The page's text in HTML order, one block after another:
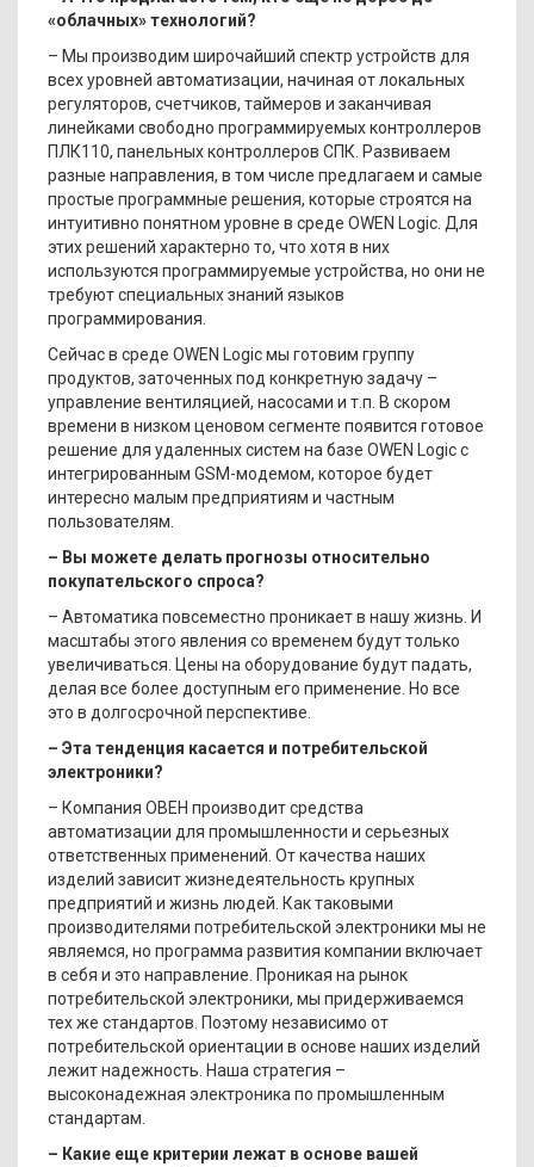
«облачных» технологий?
– Мы производим широчайший спектр устройств для
всех уровней автоматизации, начиная от локальных
регуляторов, счетчиков, таймеров и заканчивая
линейками свободно программируемых контроллеров
ПЛК110, панельных контроллеров СПК. Развиваем
разные направления, в том числе предлагаем и самые
простые программные решения, которые строятся на
интуитивно понятном уровне в среде OWEN Logic. Для
этих решений характерно то, что хотя в них
используются программируемые устройства, но они не
требуют специальных знаний языков
программирования.
Сейчас в среде OWEN Logic мы готовим группу
продуктов, заточенных под конкретную задачу –
управление вентиляцией, насосами и т.п. В скором
времени в низком ценовом сегменте появится готовое
решение для удаленных систем на базе OWEN Logic с
интегрированным GSM-модемом, которое будет
интересно малым предприятиям и частным
пользователям.
– Вы можете делать прогнозы относительно
покупательского спроса?
– Автоматика повсеместно проникает в нашу жизнь. И
масштабы этого явления со временем будут только
увеличиваться. Цены на оборудование будут падать,
делая все более доступным его применение. Но все
это в долгосрочной перспективе.
– Эта тенденция касается и потребительской
электроники?
– Компания ОВЕН производит средства
автоматизации для промышленности и серьезных
ответственных применений. От качества наших
изделий зависит жизнедеятельность крупных
предприятий и жизнь людей. Как таковыми
производителями потребительской электроники мы не
являемся, но программа развития компании включает
в себя и это направление. Проникая на рынок
потребительской электроники, мы придерживаемся
тех же стандартов. Поэтому независимо от
потребительской ориентации в основе наших изделий
лежит надежность. Наша стратегия –
высоконадежная электроника по промышленным
стандартам.
– Какие еще критерии лежат в основе вашей